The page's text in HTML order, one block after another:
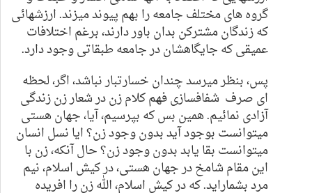
گروه های مختلف جامعه را بهم پیوند میزند. ارزشهائی
که زندگان مشترکن بدان باور دارند، برغم اختلافات
عمیقی که جایگاهشان در جامعه طبقاتی وجود دارد.
پس، بنظر میرسد چندان خسارتبار نباشد، اگر، لحظه
ای صرف شفافسازی فهم کلام زن در شعار زن زندگی
آزادی نمائیم. همین بس که بپرسیم، آیا، جهان هستی
میتوانست بوجود آید بدون وجود زن؟ ایا نسل انسان
میتوانست بقا یابد بدون وجود زن؟ حال آنکه، زن با
این مقام شامخ در جهان هستی، در کیش اسلام، نیم
مرد بشماراید. که در کیش اسلام، الله زن را افریده